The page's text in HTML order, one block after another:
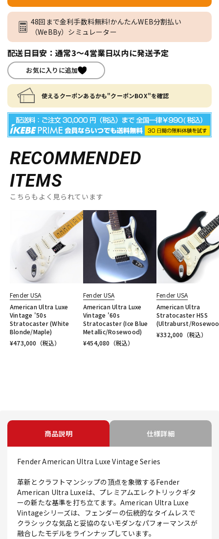
48回まで金利手数料無料!かんたんWEB分割払い
（WeBBy）シミュレーター
配送日目安：通常3～4営業日以内に発送予定
お気に入りに追加
使えるクーポンあるかも"クーポンBOX"を確認
RECOMMENDED
ITEMS
こちらもよく見られています
Fender USA
American Ultra Luxe
Vintage '50s
Stratocaster (White
Blonde/Maple)
¥473,000 （税込）
Fender USA
American Ultra Luxe
Vintage '60s
Stratocaster (Ice Blue
Metallic/Rosewood)
¥454,080 （税込）
Fender USA
American Ultra
Stratocaster HSS
(Ultraburst/
¥332,000 （税込）
商品説明 仕様詳細
Fender American Ultra Luxe Vintage Series
革新とクラフトマンシップの頂点を象徴するFender
American Ultra Luxeは、プレミアムエレクトリックギタ
ーの新たな基準を打ち立てます。American Ultra Luxe
Vintageシリーズは、フェンダーの伝統的なタイムレスで
クラシックな気品と妥協のないモダンなパフォーマンスが
融合したモデルをラインナップしています。